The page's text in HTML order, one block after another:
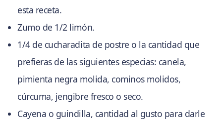
esta receta.
Zumo de 1/2 limón.
1/4 de cucharadita de postre o la cantidad que
prefieras de las siguientes especias: canela,
pimienta negra molida, cominos molidos,
cúrcuma, jengibre fresco o seco.
Cayena o guindilla, cantidad al gusto para darle